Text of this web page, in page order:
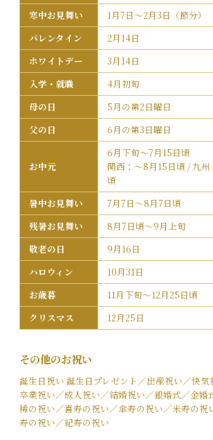
寒中お見舞い
1月7日～2月3日（節分）
バレンタイン
2月14日
ホワイトデー
3月14日
入学・就職
4月初旬
母の日
5月の第2日曜日
父の日
6月の第3日曜日
お中元
6月下旬～7月15日頃
関西：～8月15日頃 / 九州
頃
暑中お見舞い
7月7日～8月7日頃
残暑お見舞い
8月7日頃〜9月上旬
敬老の日
9月16日
ハロウィン
10月31日
お歳暮
11月下旬〜12月25日頃
クリスマス
12月25日
その他のお祝い
誕生日祝い 誕生日プレゼント／出産祝い／快
卒業祝い／成人祝い／結婚祝い／銀婚式／金婚
稀の祝い／喜寿の祝い／傘寿の祝い／米寿の祝
寿の祝い／紀寿の祝い